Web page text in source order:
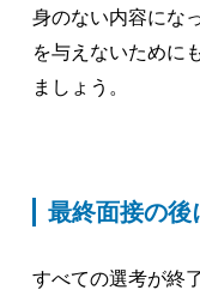
身のない内容にな
を与えないために
ましょう。
最終面接の後
すべての選考が終